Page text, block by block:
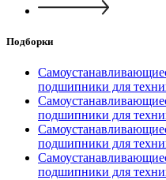
Подборки
подшипники для
подшипники для
подшипники для
подшипники для